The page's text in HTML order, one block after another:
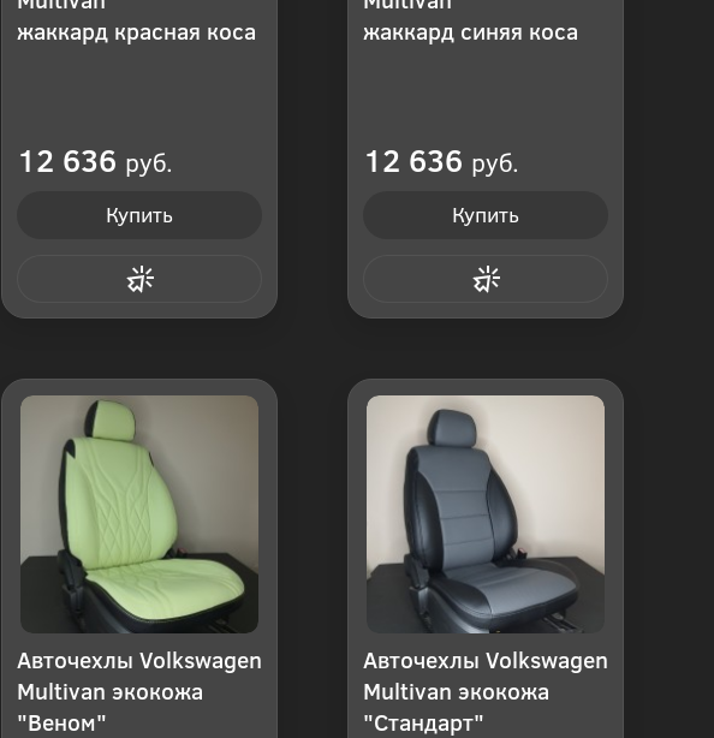
жаккард красная коса
12 636 руб.
Купить
жаккард синяя коса
12 636 руб.
Купить
Авточехлы Volkswagen
Multivan экокожа
"Веном"
Авточехлы Volkswagen
Multivan экокожа
"Стандарт"